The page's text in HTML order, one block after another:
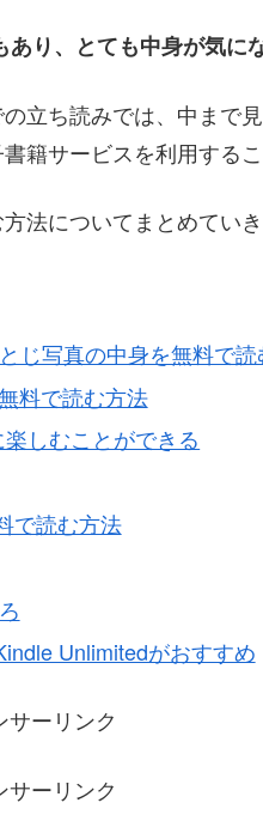
り、とても中身が気に
立ち読みでは、中まで見
籍サービスを利用するこ
法についてまとめていき
じ写真の中身を無料で
料で読む方法
しむことができる
で読む方法
Unlimitedがおすすめ
サーリンク
サーリンク